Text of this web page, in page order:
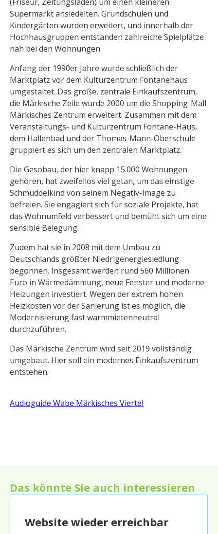
Supermarkt ansiedelten. Grundschulen und
Kindergärten wurden erweitert, und innerhalb der
Hochhausgruppen entstanden zahlreiche Spielplätze
nah bei den Wohnungen.
Anfang der 1990er Jahre wurde schließlich der
Marktplatz vor dem Kulturzentrum Fontanehaus
umgestaltet. Das große, zentrale Einkaufszentrum,
die Märkische Zeile wurde 2000 um die Shopping-Mall
Märkisches Zentrum erweitert. Zusammen mit dem
Veranstaltungs- und Kulturzentrum Fontane-Haus,
dem Hallenbad und der Thomas-Mann-Oberschule
gruppiert es sich um den zentralen Marktplatz.
Die Gesobau, der hier knapp 15.000 Wohnungen
gehören, hat zweifellos viel getan, um das einstige
Schmuddelkind von seinem Negativ-Image zu
befreien. Sie engagiert sich für soziale Projekte, hat
das Wohnumfeld verbessert und bemüht sich um eine
sensible Belegung.
Zudem hat sie in 2008 mit dem Umbau zu
Deutschlands größter Niedrigenergiesiedlung
begonnen. Insgesamt werden rund 560 Millionen
Euro in Wärmedämmung, neue Fenster und moderne
Heizungen investiert. Wegen der extrem hohen
Heizkosten vor der Sanierung ist es möglich, die
Modernisierung fast warmmietenneutral
durchzuführen.
Das Märkische Zentrum wird seit 2019 vollständig
umgebaut. Hier soll ein modernes Einkaufszentrum
entstehen.
Audioguide Wabe Märkisches Viertel
Das könnte Sie auch interessieren
Website wieder erreichbar